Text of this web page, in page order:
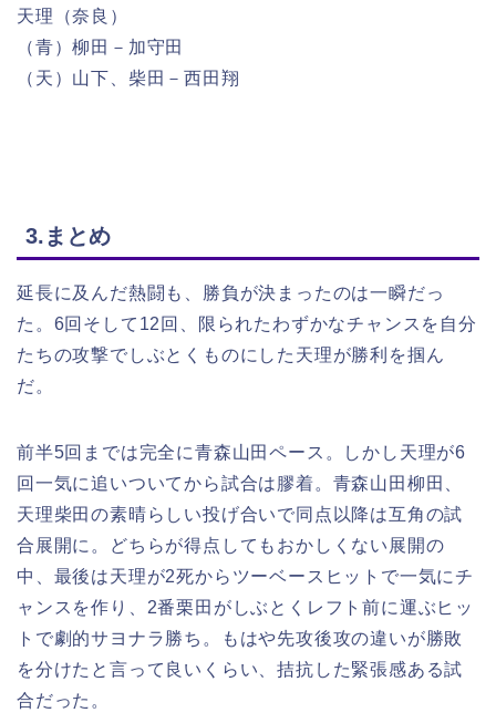
天理（奈良）
（青）柳田－加守田
（天）山下、柴田－西田翔
3.まとめ
延長に及んだ熱闘も、勝負が決まったのは一瞬だっ
た。6回そして12回、限られたわずかなチャンスを自分
たちの攻撃でしぶとくものにした天理が勝利を掴ん
だ。
前半5回までは完全に青森山田ペース。しかし天理が6
回一気に追いついてから試合は膠着。青森山田柳田、
天理柴田の素晴らしい投げ合いで同点以降は互角の試
合展開に。どちらが得点してもおかしくない展開の
中、最後は天理が2死からツーベースヒットで一気にチ
ャンスを作り、2番栗田がしぶとくレフト前に運ぶヒッ
トで劇的サヨナラ勝ち。もはや先攻後攻の違いが勝敗
を分けたと言って良いくらい、拮抗した緊張感ある試
合だった。